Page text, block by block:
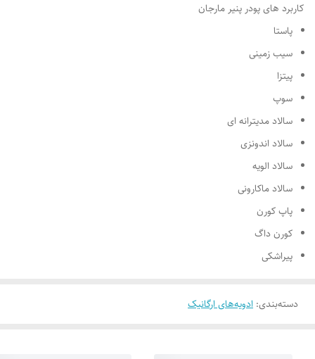
کاربرد های پودر پنیر مارجان
پاستا
سیب زمینی
پیتزا
سوپ
سالاد مدیترانه ای
سالاد اندونزی
سالاد الویه
سالاد ماکارونی
پاپ کورن
کورن داگ
پیراشکی
دسته‌بندی: ادویه‌های ارگانیک